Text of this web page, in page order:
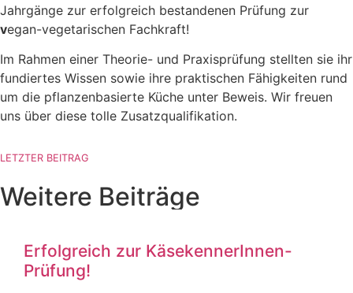
Jahrgänge zur erfolg­reich bestan­denen Prüfung zur
vegan-vegeta­ri­schen Fachkraft!
Im Rahmen einer Theorie- und Praxis­prüfung stellten sie ihr
fundiertes Wissen sowie ihre prakti­schen Fähig­keiten rund
um die pflan­zen­ba­sierte Küche unter Beweis. Wir freuen
uns über diese tolle Zusatz­qua­li­fi­kation.
LETZTER BEITRAG
Weitere Beiträge
Erfolgreich zur KäsekennerInnen-
Prüfung!